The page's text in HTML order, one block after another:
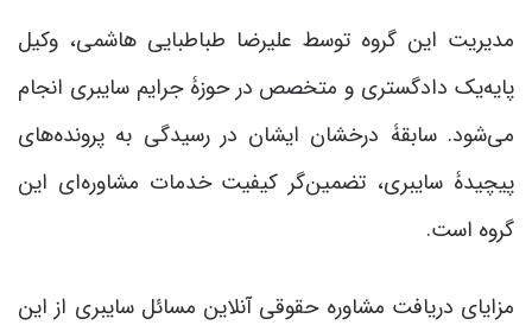
مدیریت این گروه توسط علیرضا طباطبایی هاشمی، وکیل
پایه‌یک دادگستری و متخصص در حوزۀ جرایم سایبری انجام
می‌شود. سابقۀ درخشان ایشان در رسیدگی به پرونده‌های
پیچیدۀ سایبری، تضمین‌گر کیفیت خدمات مشاوره‌ای این
گروه است.
مزایای دریافت مشاوره حقوقی آنلاین مسائل سایبری از این